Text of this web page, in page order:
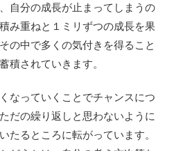
自分の成長が止まってしまうの
み重ねと１ミリずつの成長を果
の中で多くの気付きを得ること
積されていきます。
なっていくことでチャンスにつ
だの繰り返しと思わないように
たるところに転がっています。